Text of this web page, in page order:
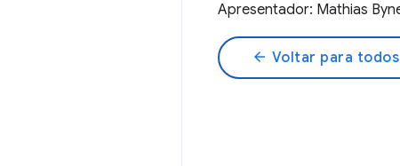
Apresentador: Mathias
arrow_back Voltar para